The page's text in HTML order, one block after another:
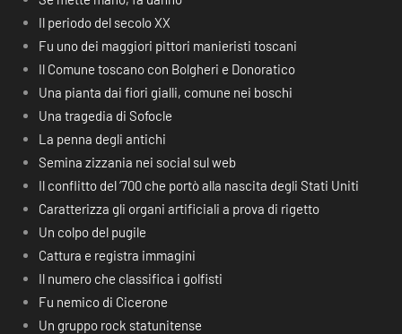
Il periodo del secolo XX
Fu uno dei maggiori pittori manieristi toscani
Il Comune toscano con Bolgheri e Donoratico
Una pianta dai fiori gialli, comune nei boschi
Una tragedia di Sofocle
La penna degli antichi
Semina zizzania nei social sul web
Il conflitto del ‘700 che portò alla nascita degli Stati Uniti
Caratterizza gli organi artificiali a prova di rigetto
Un colpo del pugile
Cattura e registra immagini
Il numero che classifica i golfisti
Fu nemico di Cicerone
Un gruppo rock statunitense